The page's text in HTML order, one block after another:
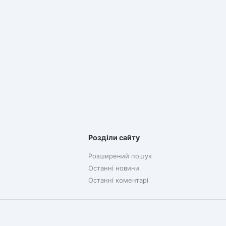
Розділи сайту
Розширений пошук
Останні новини
Останні коментарі